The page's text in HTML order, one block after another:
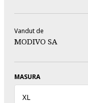
Vandut de
MODIVO SA
MASURA
XL